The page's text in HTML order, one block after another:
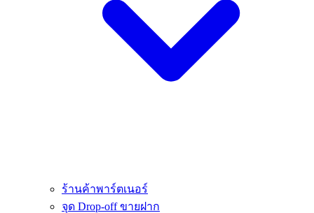
ร้านค้าพาร์ตเนอร์
จุด Drop-off ขายฝาก